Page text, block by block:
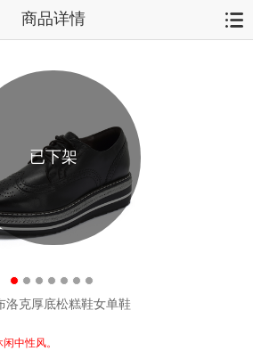
商品详情
已下架
洛克厚底松糕鞋女单鞋
中性风。